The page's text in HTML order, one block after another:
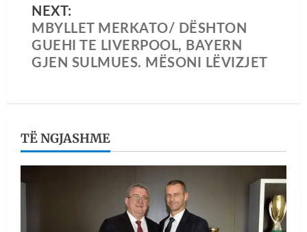
NEXT:
MBYLLET MERKATO/ DËSHTON
GUEHI TE LIVERPOOL, BAYERN
GJEN SULMUES. MËSONI LËVIZJET
TË NGJASHME